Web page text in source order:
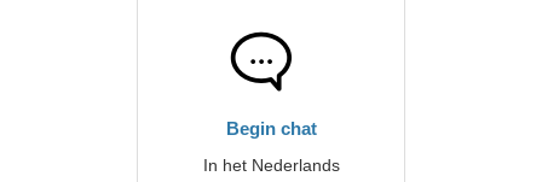
Begin chat
In het Nederlands